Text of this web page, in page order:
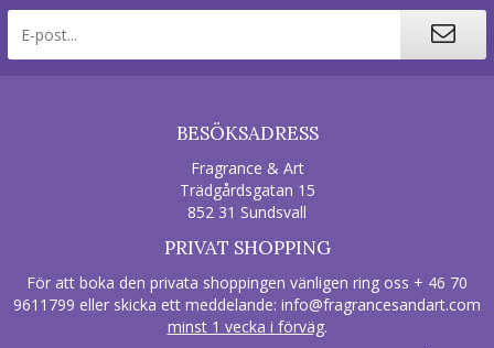
BESÖKSADRESS
Fragrance & Art
Trädgårdsgatan 15
852 31 Sundsvall
PRIVAT SHOPPING
För att boka den privata shoppingen vänligen ring oss + 46 70
9611799 eller skicka ett meddelande: info@fragrancesandart.com
minst 1 vecka i förväg.